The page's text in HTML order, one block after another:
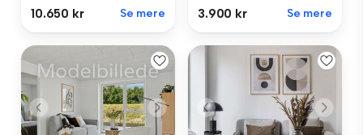
10.650 kr Se mere 3.900 kr Se mere